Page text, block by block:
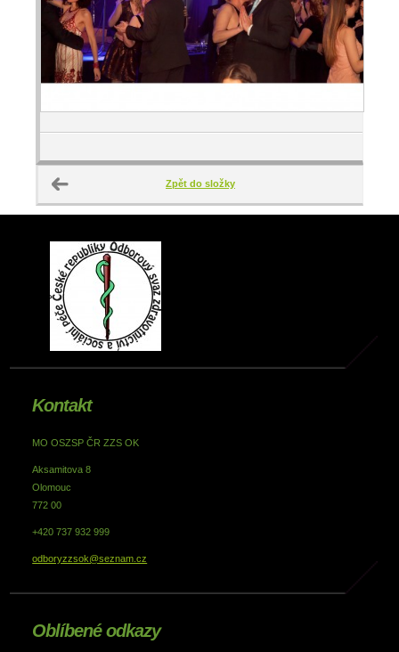
Zpět do složky
Kontakt
MO OSZSP ČR ZZS OK
Aksamitova 8
Olomouc
772 00
+420 737 932 999
odboryzzsok@seznam.cz
Oblíbené odkazy